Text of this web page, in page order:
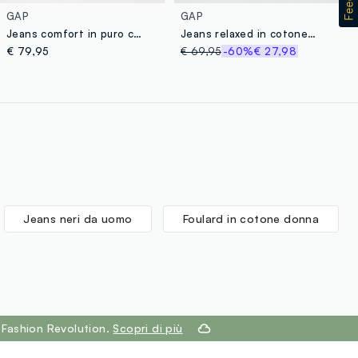
GAP
Jeans comfort in puro cotone
€ 79,95
GAP
Jeans relaxed in cotone e Lyocell
€ 69,95-60%€ 27,98
Jeans neri da uomo Foulard in cotone donna
Revolution. Scopri di più